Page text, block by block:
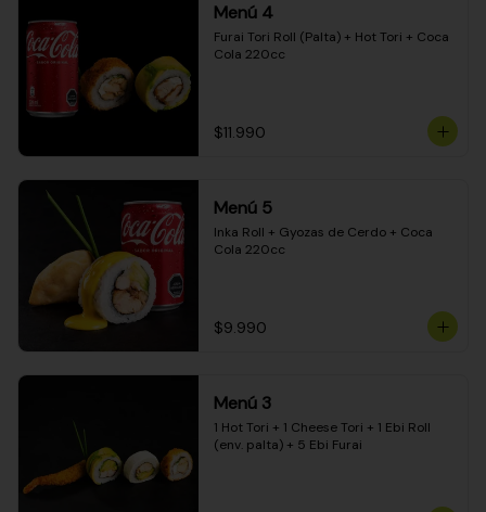
Menú 4
Furai Tori Roll (Palta) + Hot Tori + Coca
Cola 220cc
$11.990
Menú 5
Inka Roll + Gyozas de Cerdo + Coca
Cola 220cc
$9.990
Menú 3
1 Hot Tori + 1 Cheese Tori + 1 Ebi Roll
(env. palta) + 5 Ebi Furai